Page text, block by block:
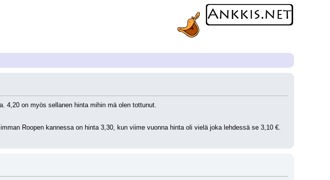
4,20 on myös sellanen hinta mihin mä olen tottunut.
Roopen kannessa on hinta 3,30, kun viime vuonna hinta oli vielä joka lehdessä se 3,10 €.